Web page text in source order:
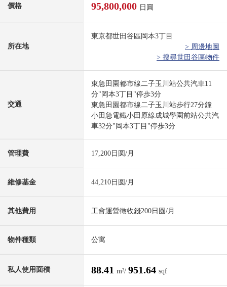
價格 95,800,000 日圓
所在地
東京都世田谷區岡本3丁目
> 周邊地圖
> 搜尋世田谷區物件
交通
東急田園都市線二子玉川站公共汽車11
分"岡本3丁目"停歩3分
東急田園都市線二子玉川站步行27分鐘
小田急電鐵小田原線成城學園前站公共汽
車32分"岡本3丁目"停歩3分
管理費 17,200日圆/月
維修基金 44,210日圆/月
其他費用 工會運營徵收錢200日圆/月
物件種類 公寓
私人使用面積 88.41 m²/ 951.64 sqf